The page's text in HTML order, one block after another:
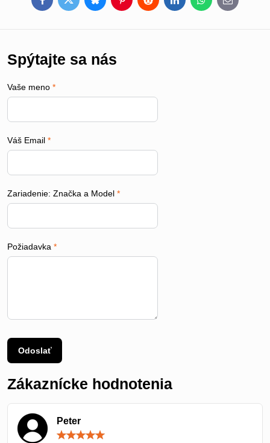
FacebookTwitterBlueskyPinterestRedditLinkedInWhatsApp
E-
mail
Spýtajte sa nás
Vaše meno *
Váš Email *
Zariadenie: Značka a Model *
Požiadavka *
Odoslať
Zákaznícke hodnotenia
Peter